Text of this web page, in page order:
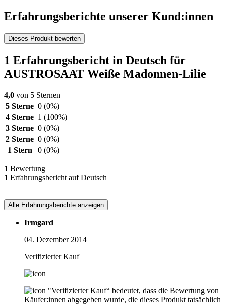
Erfahrungsberichte unserer Kund:innen
Dieses Produkt bewerten
1 Erfahrungsbericht in Deutsch für
AUSTROSAAT Weiße Madonnen-Lilie
4,0 von 5 Sternen
5 Sterne 0 (0%)
4 Sterne 1 (100%)
3 Sterne 0 (0%)
2 Sterne 0 (0%)
1 Stern
0 (0%)
1 Bewertung
1 Erfahrungsbericht auf Deutsch
Alle Erfahrungsberichte anzeigen
Irmgard
04. Dezember 2014
Verifizierter Kauf
"Verifizierter Kauf“ bedeutet, dass die Bewertung von
Käufer:innen abgegeben wurde, die dieses Produkt tatsächlich